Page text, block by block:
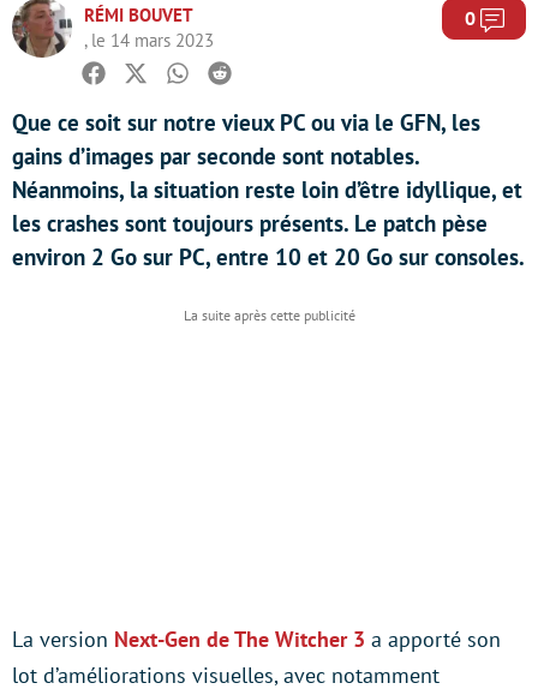
RÉMI BOUVET
, le 14 mars 2023
0
Facebook
TwitterWhatsapp
Reddit
Que ce soit sur notre vieux PC ou via le GFN, les
gains d’images par seconde sont notables.
Néanmoins, la situation reste loin d’être idyllique, et
les crashes sont toujours présents. Le patch pèse
environ 2 Go sur PC, entre 10 et 20 Go sur consoles.
La version Next-Gen de The Witcher 3 a apporté son
lot d’améliorations visuelles, avec notamment